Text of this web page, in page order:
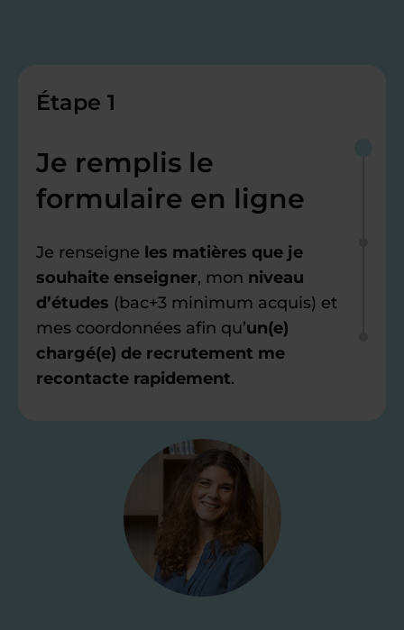
Étape 1
Je remplis le
formulaire en ligne
Je renseigne les matières que je
souhaite enseigner, mon niveau
d’études (bac+3 minimum acquis) et
mes coordonnées afin qu’un(e)
chargé(e) de recrutement me
recontacte rapidement.
Je valide ma
candidature
test de 15 minutes